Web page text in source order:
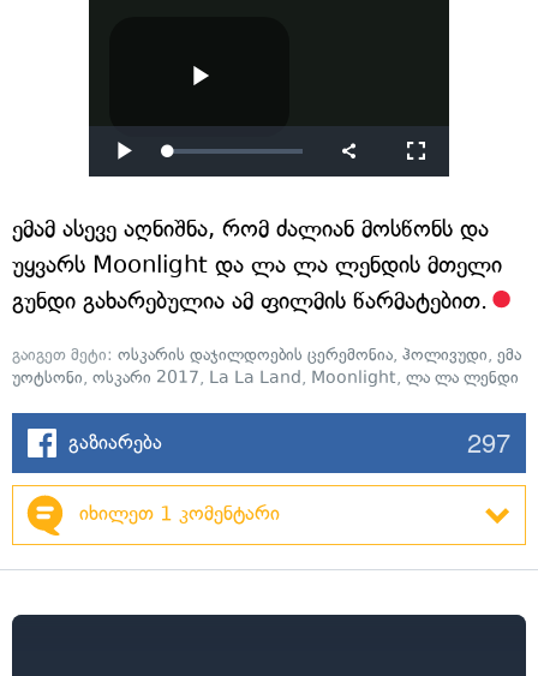
ემამ ასევე აღნიშნა, რომ ძალიან მოსწონს და
უყვარს Moonlight და ლა ლა ლენდის მთელი
გუნდი გახარებულია ამ ფილმის წარმატებით.
გაიგეთ მეტი: ოსკარის დაჯილდოების ცერემონია, ჰოლივუდი, ემა
უოტსონი, ოსკარი 2017, La La Land, Moonlight, ლა ლა ლენდი
გაზიარება 297
იხილეთ 1 კომენტარი